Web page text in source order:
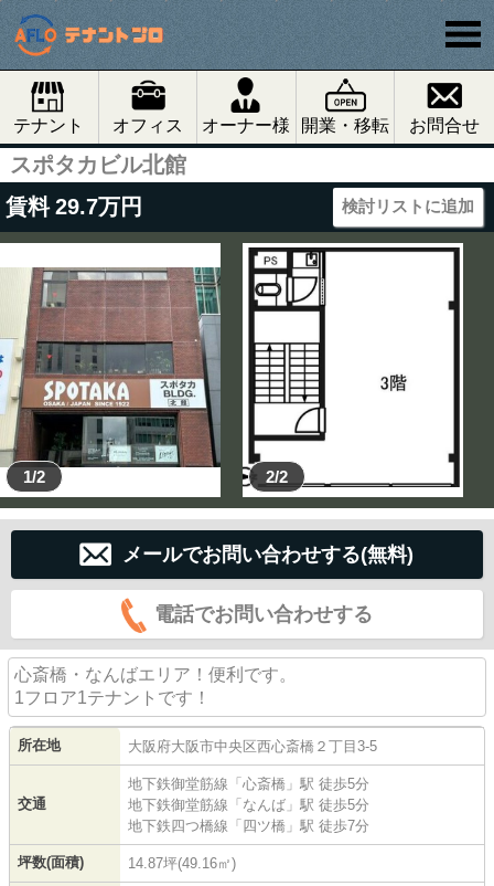
テナント オフィス オーナー様 開業・移転 お問合せ
スポタカビル北館
賃料 29.7万円 検討リストに追加
1/2 2/2
メールでお問い合わせする(無料)
電話でお問い合わせする
心斎橋・なんばエリア！便利です。
1フロア1テナントです！
所在地 大阪府大阪市中央区西心斎橋 ２丁目3-5
交通
地下鉄御堂筋線 「心斎橋 」駅 徒歩5分
地下鉄御堂筋線 「なんば 」駅 徒歩5分
地下鉄四つ橋線 「四ツ橋 」駅 徒歩7分
坪数(面積) 14.87坪(49.16㎡)